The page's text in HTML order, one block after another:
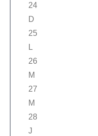
24
D
25
L
26
M
27
M
28
J